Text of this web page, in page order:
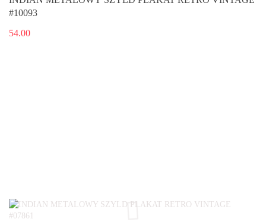
#10093
54.00